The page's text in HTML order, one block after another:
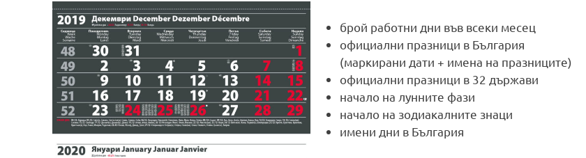
брой работни дни във всеки месец
официални празници в България
(маркирани дати + имена на празниците)
официални празници в 32 държави
начало на лунните фази
начало на зодиакалните знаци
имени дни в България